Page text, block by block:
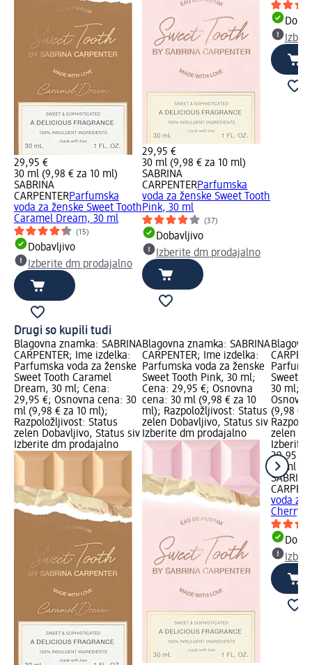
29,95 €
30 ml (9,98 € za 10 ml)
SABRINA
CARPENTERParfumska
voda za ženske Sweet Tooth
Caramel Dream, 30 ml
(15)
Dobavljivo
Izberite dm prodajalno
29,95 €
30 ml (9,98 € za 10 ml)
SABRINA
CARPENTERParfumska
voda za ženske Sweet Tooth
Pink, 30 ml
(37)
Dobavljivo
Izberite dm prodajalno
Drugi so kupili tudi
Blagovna znamka: SABRINA
CARPENTER; Ime izdelka:
Parfumska voda za ženske
Sweet Tooth Caramel
Dream, 30 ml; Cena:
29,95 €; Osnovna cena: 30
ml (9,98 € za 10 ml);
Razpoložljivost: Status
zelen Dobavljivo, Status siv
Izberite dm prodajalno
Blagovna znamka: SABRINA
CARPENTER; Ime izdelka:
Parfumska voda za ženske
Sweet Tooth Pink, 30 ml;
Cena: 29,95 €; Osnovna
cena: 30 ml (9,98 € za 10
ml); Razpoložljivost: Status
zelen Dobavljivo, Status siv
Izberite dm prodajalno
Sweet
30 ml;
(9,98 €
zelen
Izberite
29,95 €
30 ml
SABRINA
voda za
Cherry